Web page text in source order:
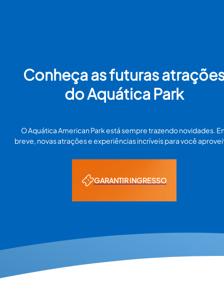
Conheça as futuras
do Aquática Park
O Aquática American Park está sempre trazendo novidades.
breve, novas atrações e experiências incríveis para você
GARANTIR INGRESSO